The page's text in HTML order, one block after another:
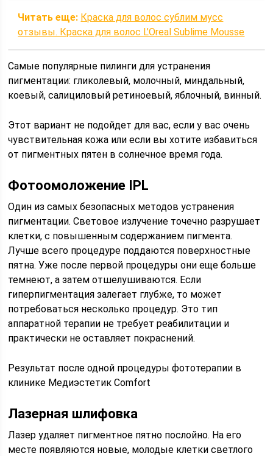
Читать еще: Краска для волос сублим мусс
отзывы. Краска для волос L’Oreal Sublime Mousse
Самые популярные пилинги для устранения
пигментации: гликолевый, молочный, миндальный,
коевый, салициловый ретиноевый, яблочный, винный.
Этот вариант не подойдет для вас, если у вас очень
чувствительная кожа или если вы хотите избавиться
от пигментных пятен в солнечное время года.
Фотоомоложение IPL
Один из самых безопасных методов устранения
пигментации. Световое излучение точечно разрушает
клетки, с повышенным содержанием пигмента.
Лучше всего процедуре поддаются поверхностные
пятна. Уже после первой процедуры они еще больше
темнеют, а затем отшелушиваются. Если
гиперпигментация залегает глубже, то может
потребоваться несколько процедур. Это тип
аппаратной терапии не требует реабилитации и
практически не оставляет покраснений.
Результат после одной процедуры фототерапии в
клинике Медиэстетик Comfort
Лазерная шлифовка
Лазер удаляет пигментное пятно послойно. На его
месте появляются новые, молодые клетки светлого